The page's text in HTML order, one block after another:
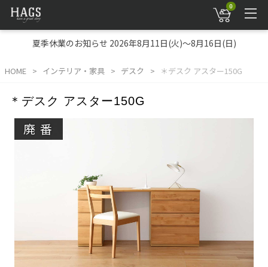
0
夏季休業のお知らせ 2026年8月11日(火)～8月16日(日)
HOME インテリア・家具 デスク ＊デスク アスター150G
＊デスク アスター150G
廃番